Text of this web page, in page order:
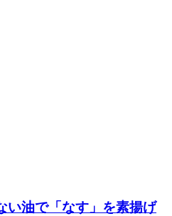
い油で「なす」を素揚げ